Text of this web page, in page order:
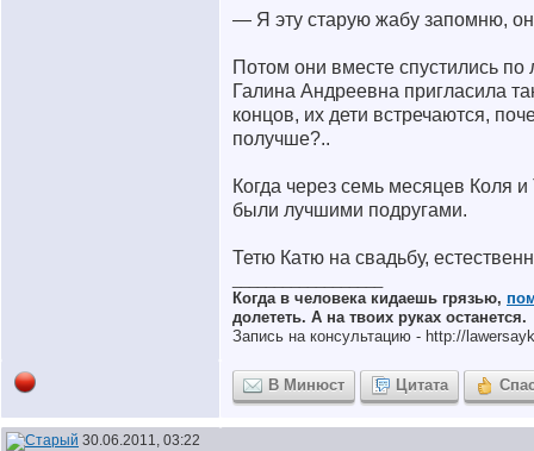
— Я эту старую жабу запомню,
Потом они вместе спустились
Галина Андреевна пригласила
концов, их дети встречаются,
получше?..
Когда через семь месяцев Коля
были лучшими подругами.
Тетю Катю на свадьбу,
Когда в человека кидаешь грязью,
долететь. А на твоих руках останется.
Запись на консультацию - http://
В Минюст Цитата
30.06.2011, 03:22